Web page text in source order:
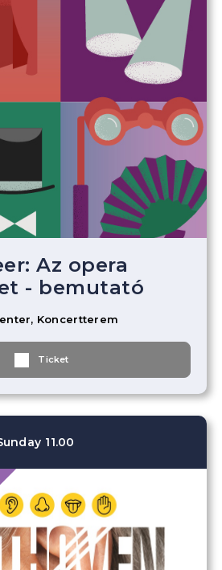
Az opera
- bemutató
Koncertterem
Ticket
11.00